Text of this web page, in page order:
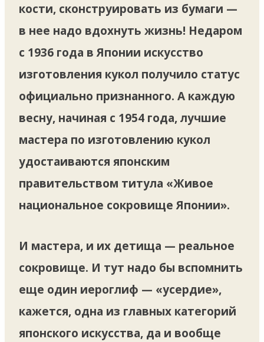
кости, сконструировать из бумаги —
в нее надо вдохнуть жизнь! Недаром
с 1936 года в Японии искусство
изготовления кукол получило статус
официально признанного. А каждую
весну, начиная с 1954 года, лучшие
мастера по изготовлению кукол
удостаиваются японским
правительством титула «Живое
национальное сокровище Японии».
И мастера, и их детища — реальное
сокровище. И тут надо бы вспомнить
еще один иероглиф — «усердие»,
кажется, одна из главных категорий
японского искусства, да и вообще